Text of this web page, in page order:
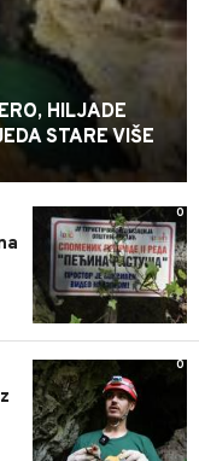
HILJADE
STARE VIŠE
0
0